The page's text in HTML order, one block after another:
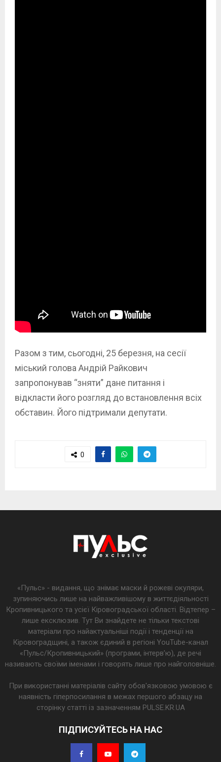
Разом з тим, сьогодні, 25 березня, на сесії
міський голова Андрій Райкович
запропонував “зняти” дане питання і
відкласти його розгляд до встановлення всіх
обставин. Його підтримали депутати.
0
«Пульс» - видання, що знімає маски й рожеві окуляри,
зупиняючись лише на найважливішому в життєдіяльності
Кропивницького та усієї Кіровоградської області. Відтепер –
лише ексклюзив. Тут Ви знайдете не тільки текстові
матеріали про найактуальніші події і тенденції на
Кіровоградщині, а також єдиний в регіоні YouTube-канал
«Пульс/Кропивницький» (програми, інтерв’ю), де речі
називають своїми іменами і говорять лише про найголовніше.
При використанні матеріалів сайту обов'язковою умовою є
наявність гіперпосилання в межах першого абзацу на
сторінку статті із зазначенням PULSE.KR.UA
ПІДПИСУЙТЕСЬ НА НАС